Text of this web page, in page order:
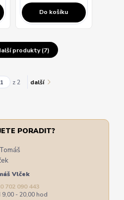
Do košíku
produkty (7)
z 2 další
PORADIT?
Vlček
702 090 443
- 20,00 hod